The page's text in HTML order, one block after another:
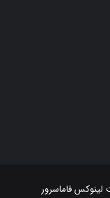
لینوکسفاماسرور